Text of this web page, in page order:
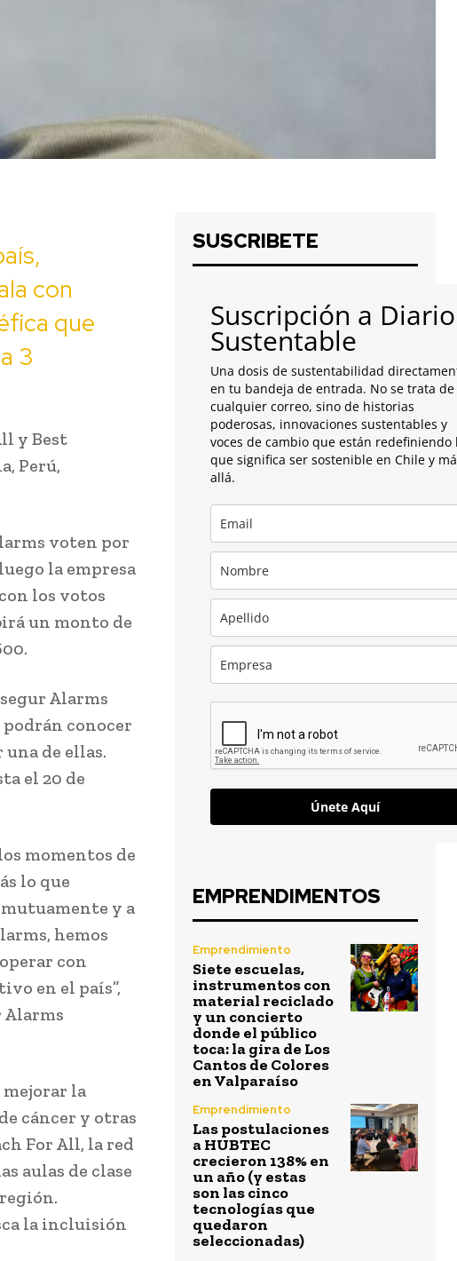
con
que
3
y Best
Perú,
voten por
la empresa
los votos
un monto de
Alarms
podrán conocer
de ellas.
el 20 de
momentos de
lo que
y a
hemos
con
en el país”,
Alarms
mejorar la
cáncer y otras
For All, la red
aulas de clase
la incluisión
SUSCRIBETE
Suscripción a Diario
Sustentable
Una dosis de sustentabilidad
en tu bandeja de entrada. No se trata de
cualquier correo, sino de historias
poderosas, innovaciones sustentables y
voces de cambio que están redefiniendo
que significa ser sostenible en Chile y
allá.
Únete Aquí
EMPRENDIMENTOS
Emprendimiento
Siete escuelas,
instrumentos con
material reciclado
y un concierto
donde el público
toca: la gira de Los
Cantos de Colores
en Valparaíso
Emprendimiento
Las postulaciones
a HUBTEC
crecieron 138% en
un año (y estas
son las cinco
tecnologías que
quedaron
seleccionadas)